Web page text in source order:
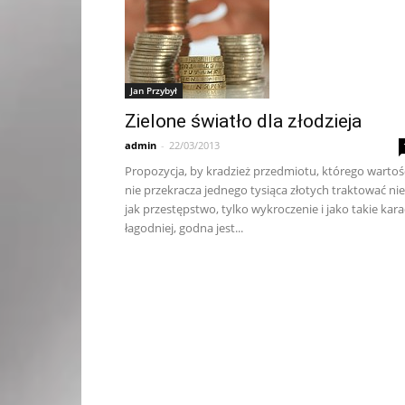
Jan Przybył
Zielone światło dla złodzieja
admin - 22/03/2013
Propozycja, by kradzież przedmiotu, którego
nie przekracza jednego tysiąca złotych traktować nie
jak przestępstwo, tylko wykroczenie i jako takie
łagodniej, godna jest...